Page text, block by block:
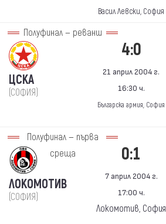
Васил Левски, София
Полуфинал — реванш
ЦСКА
(СОФИЯ)
4:0
21 април 2004 г.
16:30 ч.
Българска армия, София
Полуфинал — първа
среща
ЛОКОМОТИВ
(СОФИЯ)
0:1
7 април 2004 г.
17:00 ч.
Локомотив, София